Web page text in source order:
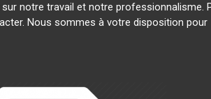
notre travail et notre professionnalisme.
Nous sommes à votre disposition pour